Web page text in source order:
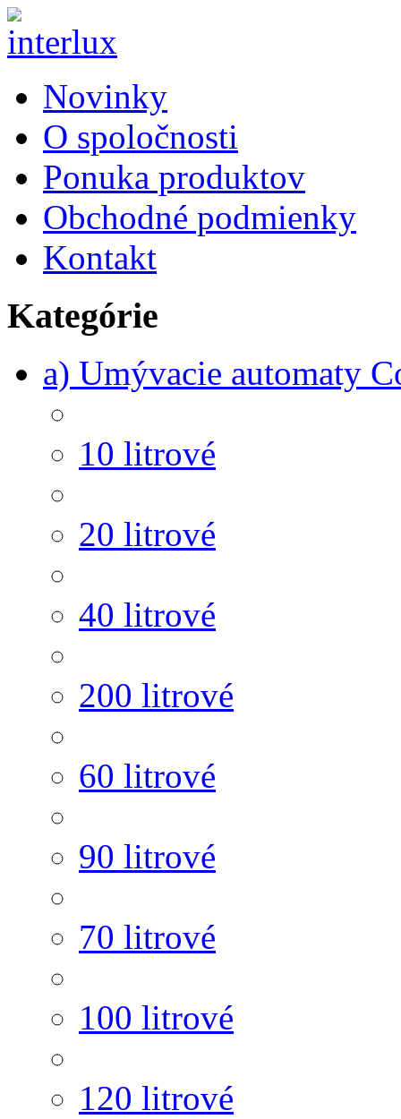
Novinky
O spoločnosti
Ponuka produktov
Obchodné podmienky
Kontakt
Kategórie
a) Umývacie automaty
10 litrové
20 litrové
40 litrové
200 litrové
60 litrové
90 litrové
70 litrové
100 litrové
120 litrové